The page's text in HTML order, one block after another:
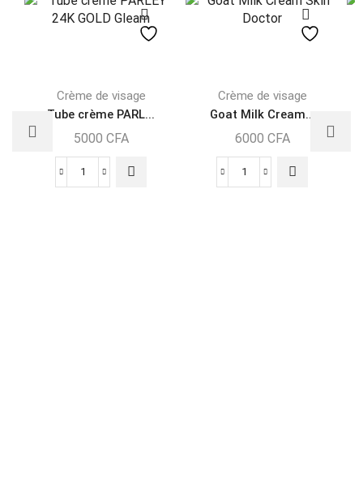
Crème de visage
Tube crème PARL...
5000 CFA
Crème de visage
Goat Milk Cream...
6000 CFA